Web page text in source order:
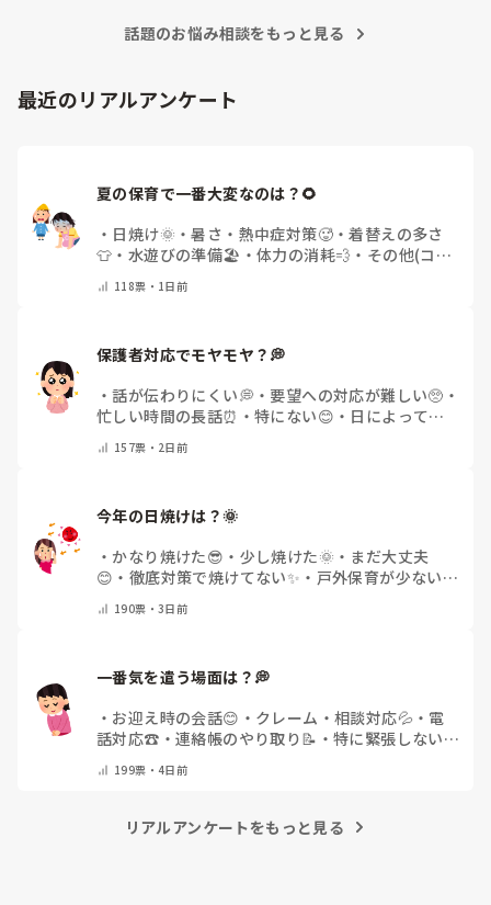
話題のお悩み相談をもっと見る
最近のリアルアンケート
夏の保育で一番大変なのは？🌻
・ 日焼け🌞 ・暑さ・熱中症対策🥵・着替えの多さ
👕 ・ 水遊びの準備🏖️ ・ 体力の消耗💨 ・ その他(コメ
118票・ 1日前
保護者対応でモヤモヤ？💭
・話が伝わりにくい💭 ・ 要望への対応が難しい🥺 ・
忙しい時間の長話⏰ ・ 特にない😊 ・ 日によって違
157票・ 2日前
今年の日焼けは？🌞
・ かなり焼けた😎 ・ 少し焼けた🌞 ・ まだ大丈夫
😊 ・ 徹底対策で焼けてない✨ ・ 戸外保育が少ない
190票・3日前
一番気を遣う場面は？💭
・ お迎え時の会話😊 ・ クレーム・相談対応💦 ・ 電
話対応☎️ ・ 連絡帳のやり取り📝 ・ 特に緊張しない
199票・4日前
リアルアンケートをもっと見る